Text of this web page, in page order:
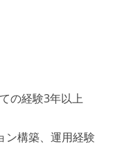
の経験3年以上
ン構築、運用経験